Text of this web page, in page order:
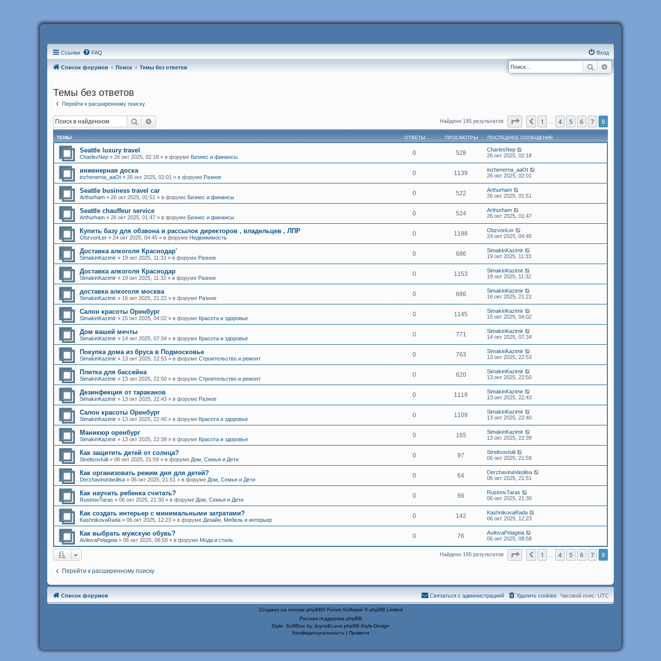
Ссылки FAQ Вход
Список форумов Поиск Темы без ответов Поиск
Темы без ответов
Перейти к расширенному поиску
Поиск Найдено 195 результатов Страница из 8
Пред.
1 4 5 6 7 8
ТЕМЫ ОТВЕТЫ ПРОСМОТРЫ ПОСЛЕДНЕЕ СООБЩЕНИЕ
Seattle luxury travel
CharlesNep » 26 окт 2025, 02:18 » в форуме Бизнес и финансы
0 528
CharlesNep
26 окт 2025, 02:18
инженерная доска
inzhenerna_aaOt » 26 окт 2025, 02:01 » в форуме Разное
0 1139
inzhenerna_aaOt
26 окт 2025, 02:01
Seattle business travel car
Arthurham » 26 окт 2025, 01:51 » в форуме Бизнес и финансы
0 522
Arthurham
26 окт 2025, 01:51
Seattle chauffeur service
Arthurham » 26 окт 2025, 01:47 » в форуме Бизнес и финансы
0 524
Arthurham
26 окт 2025, 01:47
Купить базу для обзвона и рассылок директоров , владельцев , ЛПР
ObzvonLer » 24 окт 2025, 04:45 » в форуме Недвижимость
0 1198
ObzvonLer
24 окт 2025, 04:45
Доставка алкоголя Краснодар'
SimakinKazimir » 19 окт 2025, 11:33 » в форуме Разное
0 686
SimakinKazimir
19 окт 2025, 11:33
Доставка алкоголя Краснодар
SimakinKazimir » 19 окт 2025, 11:32 » в форуме Разное
0 1153
SimakinKazimir
19 окт 2025, 11:32
доставка алкоголя москва
SimakinKazimir » 16 окт 2025, 21:22 » в форуме Разное
0 686
SimakinKazimir
16 окт 2025, 21:22
Салон красоты Оренбург
SimakinKazimir » 15 окт 2025, 04:02 » в форуме Красота и здоровье
0 1145
SimakinKazimir
15 окт 2025, 04:02
Дом вашей мечты
SimakinKazimir » 14 окт 2025, 07:34 » в форуме Красота и здоровье
0 771
SimakinKazimir
14 окт 2025, 07:34
Покупка дома из бруса в Подмосковье
SimakinKazimir » 13 окт 2025, 22:53 » в форуме Строительство и ремонт
0 763
SimakinKazimir
13 окт 2025, 22:53
Плитка для бассейна
SimakinKazimir » 13 окт 2025, 22:50 » в форуме Строительство и ремонт
0 620
SimakinKazimir
13 окт 2025, 22:50
Дезинфекция от тараканов
SimakinKazimir » 13 окт 2025, 22:43 » в форуме Разное
0 1119
SimakinKazimir
13 окт 2025, 22:43
Салон красоты Оренбург
SimakinKazimir » 13 окт 2025, 22:40 » в форуме Красота и здоровье
0 1109
SimakinKazimir
13 окт 2025, 22:40
Маникюр оренбург
SimakinKazimir » 13 окт 2025, 22:39 » в форуме Красота и здоровье
0 165
SimakinKazimir
13 окт 2025, 22:39
Как защитить детей от солнца?
StreltsovIulii » 06 окт 2025, 21:59 » в форуме Дом, Семья и Дети
0 97
StreltsovIulii
06 окт 2025, 21:59
Как организовать режим дня для детей?
DerzhavinaVasilisa » 06 окт 2025, 21:51 » в форуме Дом, Семья и Дети
0 64
DerzhavinaVasilisa
06 окт 2025, 21:51
Как научить ребенка считать?
RusinovTaras » 06 окт 2025, 21:30 » в форуме Дом, Семья и Дети
0 66
RusinovTaras
06 окт 2025, 21:30
Как создать интерьер с минимальными затратами?
KashnikovaRada » 06 окт 2025, 12:23 » в форуме Дизайн, Мебель и интерьер
0 142
KashnikovaRada
06 окт 2025, 12:23
Как выбрать мужскую обувь?
AvilovaPelageia » 06 окт 2025, 08:58 » в форуме Мода и стиль
0 76
AvilovaPelageia
06 окт 2025, 08:58
Найдено 195 результатов Страница из 8
Пред.
1 4 5 6 7 8
Перейти к расширенному поиску
Список форумов Часовой пояс: UTC
Удалить cookies
Связаться с администрацией
Создано на основе phpBB® Forum Software © phpBB Limited
Русская поддержка phpBB
Style: SoftBlue by Joyce&Luna phpBB-Style-Design
Конфиденциальность| Правила